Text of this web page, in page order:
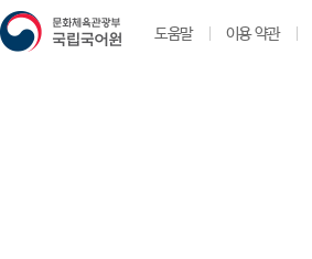
도움말 이용 약관